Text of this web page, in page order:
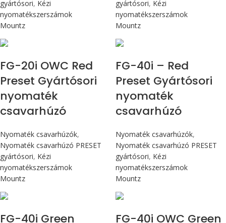
gyártósori, Kézi
nyomatékszerszámok
Mountz
gyártósori, Kézi
nyomatékszerszámok
Mountz
FG-20i OWC Red
Preset Gyártósori
nyomaték
csavarhúzó
Nyomaték csavarhúzók,
Nyomaték csavarhúzó PRESET
gyártósori, Kézi
nyomatékszerszámok
Mountz
FG-40i – Red
Preset Gyártósori
nyomaték
csavarhúzó
Nyomaték csavarhúzók,
Nyomaték csavarhúzó PRESET
gyártósori, Kézi
nyomatékszerszámok
Mountz
FG-40i Green
FG-40i OWC Green